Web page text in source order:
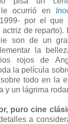
le ocurrió en
por el
de
son de un
la
rojos de
la película
todo en la
y un lágrima
puro cine
a